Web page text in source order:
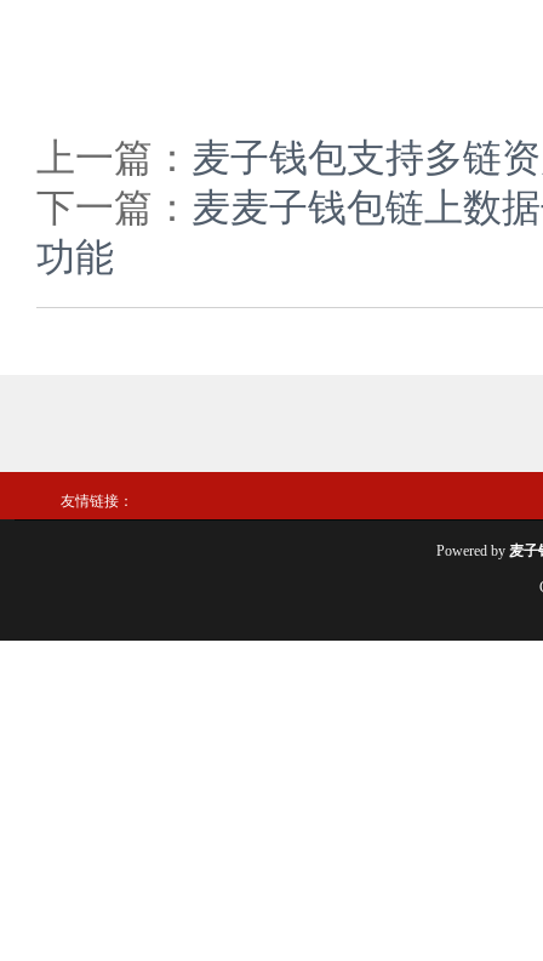
上一篇： 麦子钱包支持多链
下一篇： 麦麦子钱包链上数
功能
友情链接：
Powered by 麦子